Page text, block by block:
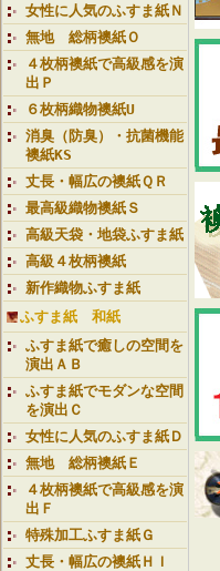
女性に人気のふすま紙Ｎ
無地 総柄襖紙Ｏ
４枚柄襖紙で高級感を演
出Ｐ
６枚柄織物襖紙U
消臭（防臭）・抗菌機能
襖紙KS
丈長・幅広の襖紙ＱＲ
最高級織物襖紙Ｓ
高級天袋・地袋ふすま紙
高級４枚柄襖紙
新作織物ふすま紙
ふすま紙 和紙
ふすま紙で癒しの空間を
演出ＡＢ
ふすま紙でモダンな空間
を演出Ｃ
女性に人気のふすま紙Ｄ
無地 総柄襖紙Ｅ
４枚柄襖紙で高級感を演
出Ｆ
特殊加工ふすま紙Ｇ
丈長・幅広の襖紙ＨＩ